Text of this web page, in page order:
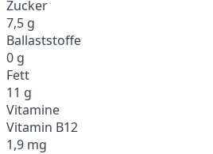
Zucker
7,5 g
Ballaststoffe
0 g
Fett
11 g
Vitamine
Vitamin B12
1,9 mg